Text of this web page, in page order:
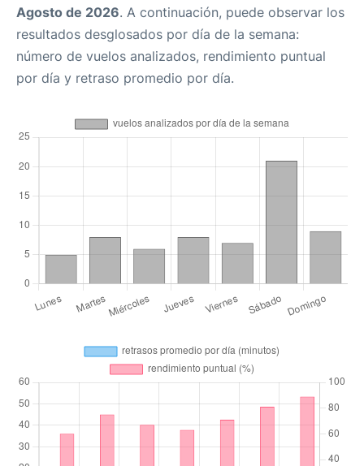
Agosto de 2026. A continuación, puede observar los
resultados desglosados por día de la semana:
número de vuelos analizados, rendimiento puntual
por día y retraso promedio por día.